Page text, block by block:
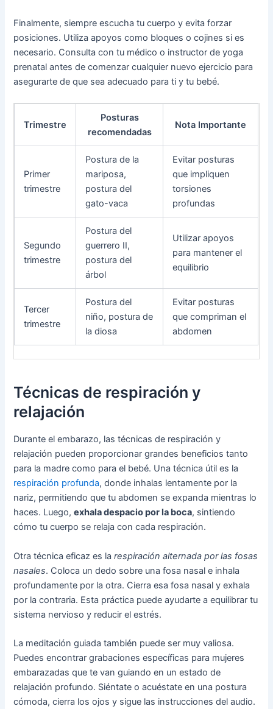
Finalmente, siempre escucha tu cuerpo y evita forzar
posiciones. Utiliza apoyos como bloques o cojines si es
necesario. Consulta con tu médico o instructor de yoga
prenatal antes de comenzar cualquier nuevo ejercicio para
asegurarte de que sea adecuado para ti y tu bebé.
Trimestre
Posturas
recomendadas
Nota Importante
Primer
trimestre
Postura de la
mariposa,
postura del
gato-vaca
Evitar posturas
que impliquen
torsiones
profundas
Segundo
trimestre
Postura del
guerrero II,
postura del
árbol
Utilizar apoyos
para mantener el
equilibrio
Tercer
trimestre
Postura del
niño, postura de
la diosa
Evitar posturas
que compriman el
abdomen
Técnicas de respiración y
relajación
Durante el embarazo, las técnicas de respiración y
relajación pueden proporcionar grandes beneficios tanto
para la madre como para el bebé. Una técnica útil es la
respiración profunda, donde inhalas lentamente por la
nariz, permitiendo que tu abdomen se expanda mientras lo
haces. Luego,exhala despacio por la boca, sintiendo
cómo tu cuerpo se relaja con cada respiración.
Otra técnica eficaz es larespiración alternada por las fosas
nasales. Coloca un dedo sobre una fosa nasal e inhala
profundamente por la otra. Cierra esa fosa nasal y exhala
por la contraria. Esta práctica puede ayudarte a equilibrar tu
sistema nervioso y reducir el estrés.
La meditación guiada también puede ser muy valiosa.
Puedes encontrar grabaciones específicas para mujeres
embarazadas que te van guiando en un estado de
relajación profundo. Siéntate o acuéstate en una postura
cómoda, cierra los ojos y sigue las instrucciones del audio.